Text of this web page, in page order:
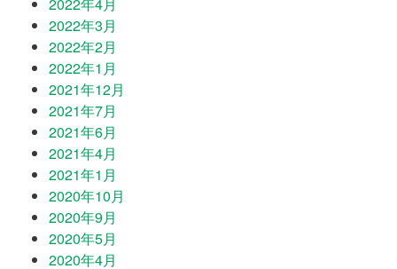
2022年3月
2022年2月
2022年1月
2021年12月
2021年7月
2021年6月
2021年4月
2021年1月
2020年10月
2020年9月
2020年5月
2020年4月